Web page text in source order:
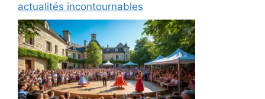
actualités incontournables